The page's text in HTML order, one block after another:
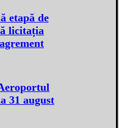
etapă de
licitația
31 august